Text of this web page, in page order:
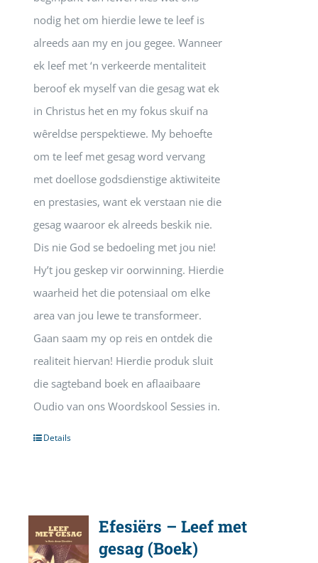
nodig het om hierdie lewe te leef is
alreeds aan my en jou gegee. Wanneer
ek leef met ‘n verkeerde mentaliteit
beroof ek myself van die gesag wat ek
in Christus het en my fokus skuif na
wêreldse perspektiewe. My behoefte
om te leef met gesag word vervang
met doellose godsdienstige aktiwiteite
en prestasies, want ek verstaan nie die
gesag waaroor ek alreeds beskik nie.
Dis nie God se bedoeling met jou nie!
Hy’t jou geskep vir oorwinning. Hierdie
waarheid het die potensiaal om elke
area van jou lewe te transformeer.
Gaan saam my op reis en ontdek die
realiteit hiervan! Hierdie produk sluit
die sagteband boek en aflaaibaare
Oudio van ons Woordskool Sessies in.
Details
Efesiërs – Leef met
gesag (Boek)